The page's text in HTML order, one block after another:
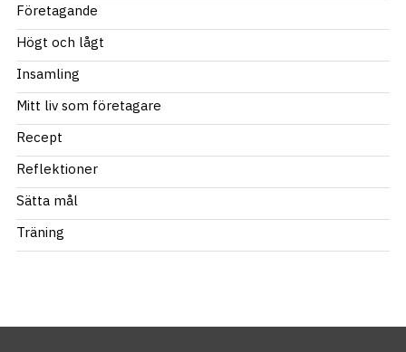
Företagande
Högt och lågt
Insamling
Mitt liv som företagare
Recept
Reflektioner
Sätta mål
Träning